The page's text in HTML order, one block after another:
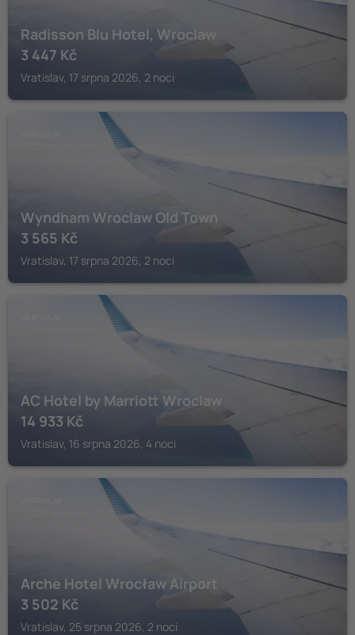
Radisson Blu Hotel, Wroclaw
3 447 Kč
Vratislav, 17 srpna 2026, 2 noci
Wyndham Wroclaw Old Town
3 565 Kč
Vratislav, 17 srpna 2026, 2 noci
AC Hotel by Marriott Wroclaw
14 933 Kč
Vratislav, 16 srpna 2026, 4 noci
Arche Hotel Wrocław Airport
3 502 Kč
Vratislav, 25 srpna 2026, 2 noci